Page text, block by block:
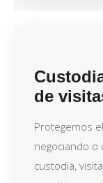
de
Protegemos
negociando
custodia,